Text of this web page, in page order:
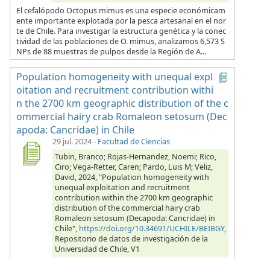
El cefalópodo Octopus mimus es una especie económicam
ente importante explotada por la pesca artesanal en el nor
te de Chile. Para investigar la estructura genética y la conec
tividad de las poblaciones de O. mimus, analizamos 6,573 S
NPs de 88 muestras de pulpos desde la Región de A...
Population homogeneity with unequal expl
oitation and recruitment contribution withi
n the 2700 km geographic distribution of the c
ommercial hairy crab Romaleon setosum (Dec
apoda: Cancridae) in Chile
29 jul. 2024- Facultad de Ciencias
Tubin, Branco; Rojas-Hernandez, Noemi; Rico,
Ciro; Vega-Retter, Caren; Pardo, Luis M; Veliz,
David, 2024, "Population homogeneity with
unequal exploitation and recruitment
contribution within the 2700 km geographic
distribution of the commercial hairy crab
Romaleon setosum (Decapoda: Cancridae) in
Chile", https://doi.org/10.34691/UCHILE/BEIBGY,
Repositorio de datos de investigación de la
Universidad de Chile, V1